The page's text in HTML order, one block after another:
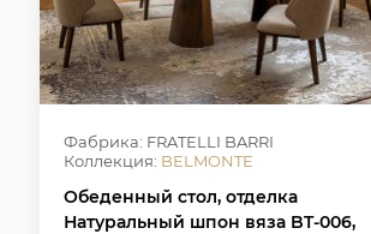
Фабрика: FRATELLI BARRI
Коллекция: BELMONTE
Обеденный стол, отделка
Натуральный шпон вяза BT-006,